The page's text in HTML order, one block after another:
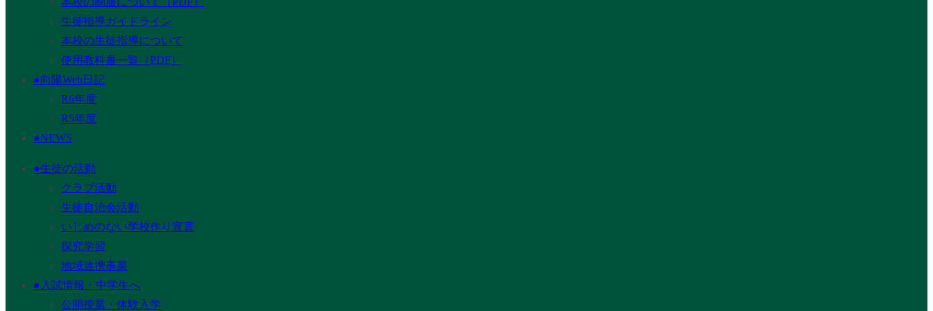
生徒指導ガイドライン
本校の生徒指導について
使用教科書一覧（PDF）
●向陽Web日記
R6年度
R5年度
●NEWS
●生徒の活動
クラブ活動
生徒自治会活動
いじめのない学校作り宣言
探究学習
地域連携事業
●入試情報・中学生へ
公開授業・体験入学